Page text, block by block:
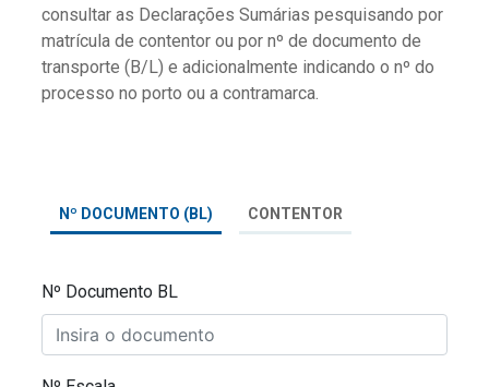
consultar as Declarações Sumárias pesquisando por
matrícula de contentor ou por nº de documento de
transporte (B/L) e adicionalmente indicando o nº do
processo no porto ou a contramarca.
Nº DOCUMENTO (BL) CONTENTOR
Nº Documento BL